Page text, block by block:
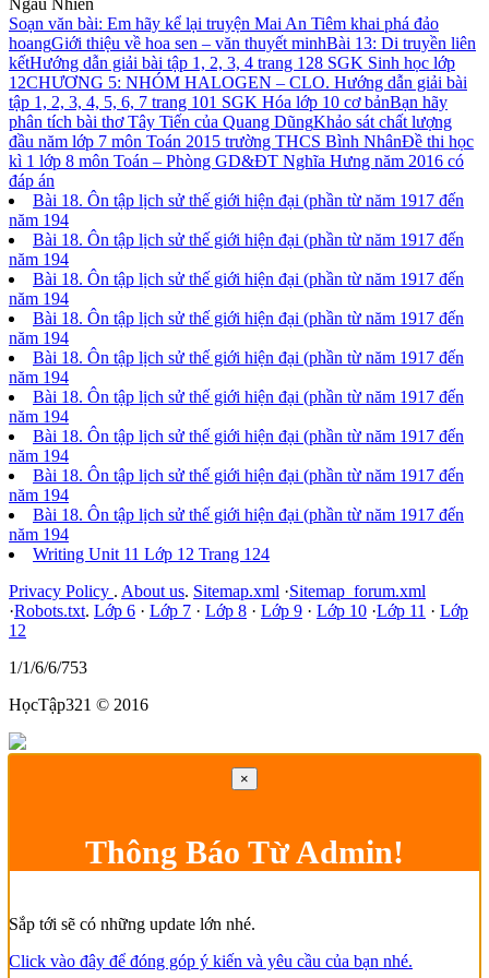
Soạn văn bài: Em hãy kể lại truyện Mai An Tiêm khai phá đảo
hoangGiới thiệu về hoa sen – văn thuyết minhBài 13: Di truyền liên
kếtHướng dẫn giải bài tập 1, 2, 3, 4 trang 128 SGK Sinh học lớp
12CHƯƠNG 5: NHÓM HALOGEN – CLO. Hướng dẫn giải bài
tập 1, 2, 3, 4, 5, 6, 7 trang 101 SGK Hóa lớp 10 cơ bảnBạn hãy
phân tích bài thơ Tây Tiến của Quang DũngKhảo sát chất lượng
đầu năm lớp 7 môn Toán 2015 trường THCS Bình NhânĐề thi học
kì 1 lớp 8 môn Toán – Phòng GD&ĐT Nghĩa Hưng năm 2016 có
đáp án
Bài 18. Ôn tập lịch sử thế giới hiện đại (phần từ năm 1917 đến
năm 194
Bài 18. Ôn tập lịch sử thế giới hiện đại (phần từ năm 1917 đến
năm 194
Bài 18. Ôn tập lịch sử thế giới hiện đại (phần từ năm 1917 đến
năm 194
Bài 18. Ôn tập lịch sử thế giới hiện đại (phần từ năm 1917 đến
năm 194
Bài 18. Ôn tập lịch sử thế giới hiện đại (phần từ năm 1917 đến
năm 194
Bài 18. Ôn tập lịch sử thế giới hiện đại (phần từ năm 1917 đến
năm 194
Bài 18. Ôn tập lịch sử thế giới hiện đại (phần từ năm 1917 đến
năm 194
Bài 18. Ôn tập lịch sử thế giới hiện đại (phần từ năm 1917 đến
năm 194
Bài 18. Ôn tập lịch sử thế giới hiện đại (phần từ năm 1917 đến
năm 194
Writing Unit 11 Lớp 12 Trang 124
Privacy Policy . About us. Sitemap.xml ·Sitemap_forum.xml
·Robots.txt. Lớp 6 · Lớp 7 · Lớp 8 · Lớp 9 · Lớp 10 ·Lớp 11 · Lớp
12
1/1/6/6/753
HọcTập321 © 2016
×
Thông Báo Từ Admin!
Sắp tới sẽ có những update lớn nhé.
Click vào đây để đóng góp ý kiến và yêu cầu của bạn nhé.